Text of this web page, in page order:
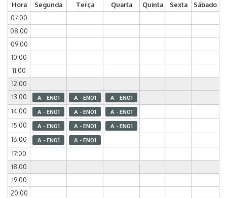
Hora Segunda Terça Quarta Quinta Sexta
Sábado
07:00
08:00
09:00
10:00
11:00
12:00
13:00
A - EN01 A - EN01 A - EN01
14:00 A - EN01 A - EN01 A - EN01
15:00 A - EN01 A - EN01 A - EN01
16:00 A - EN01 A - EN01
17:00
18:00
19:00
20:00